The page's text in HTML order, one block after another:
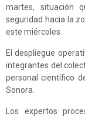
martes, situación
seguridad hacia la
este miércoles.
El despliegue
integrantes del
personal científico
Sonora.
Los expertos